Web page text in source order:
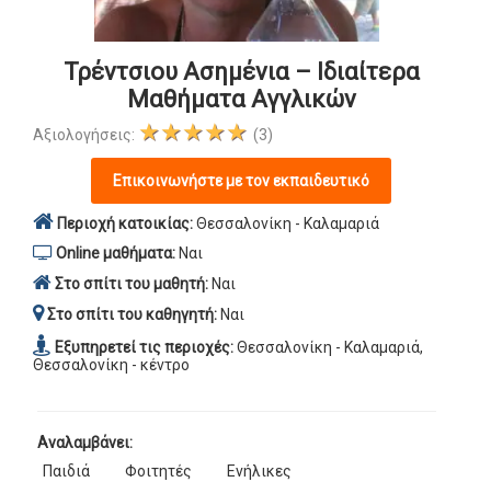
Τρέντσιου Ασημένια – Ιδιαίτερα
Μαθήματα Αγγλικών
Αξιολογήσεις: ★★★★★ (3)
Επικοινωνήστε με τον εκπαιδευτικό
Περιοχή κατοικίας:Θεσσαλονίκη - Καλαμαριά
Online μαθήματα: Ναι
Στο σπίτι του μαθητή: Ναι
Στο σπίτι του καθηγητή: Ναι
Εξυπηρετεί τις περιοχές:Θεσσαλονίκη - Καλαμαριά,
Θεσσαλονίκη - κέντρο
Αναλαμβάνει:
Παιδιά
Φοιτητές
Ενήλικες